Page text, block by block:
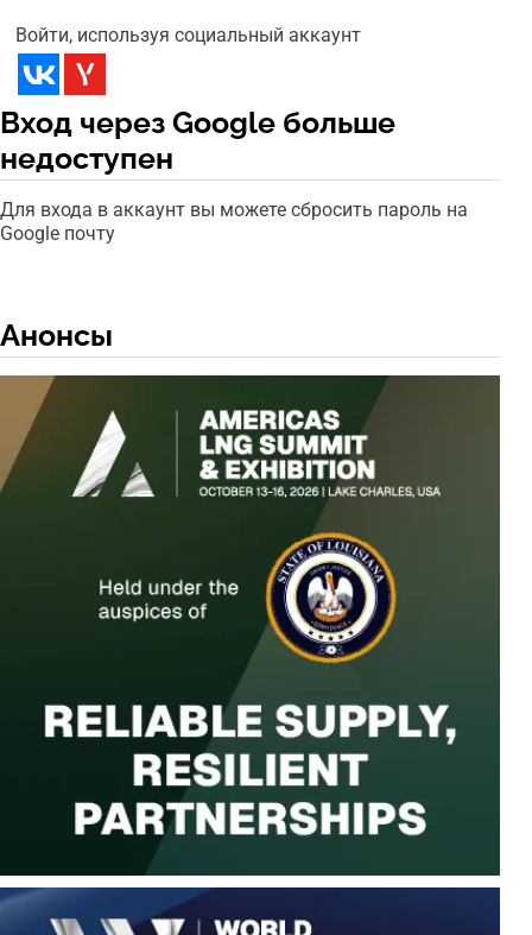
Войти, используя социальный аккаунт
Вход через Google больше
недоступен
Для входа в аккаунт вы можете сбросить пароль на
Google почту
Анонсы